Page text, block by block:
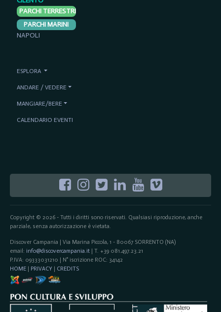
Copyright © 2026 - Tutti i diritti sono riservati. Qualsiasi riproduzione, anche
parziale, senza autorizzazione è vietata.
Discover Campania | Via Marina Piccola, 1 - 80067 SORRENTO (NA)
email: info@discovercampania.it| T. +39 081.497.23.21
P.IVA: 09333031210 | N° iscrizione ROC: 34142
HOME| PRIVACY | CREDITS
PARCHI TERRESTRI
PARCHI MARINI
NAPOLI
ESPLORA
ANDARE / VEDERE
MANGIARE/BERE
CALENDARIO EVENTI